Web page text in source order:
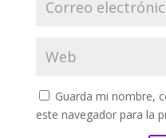
Guarda mi nombre,
este navegador para la